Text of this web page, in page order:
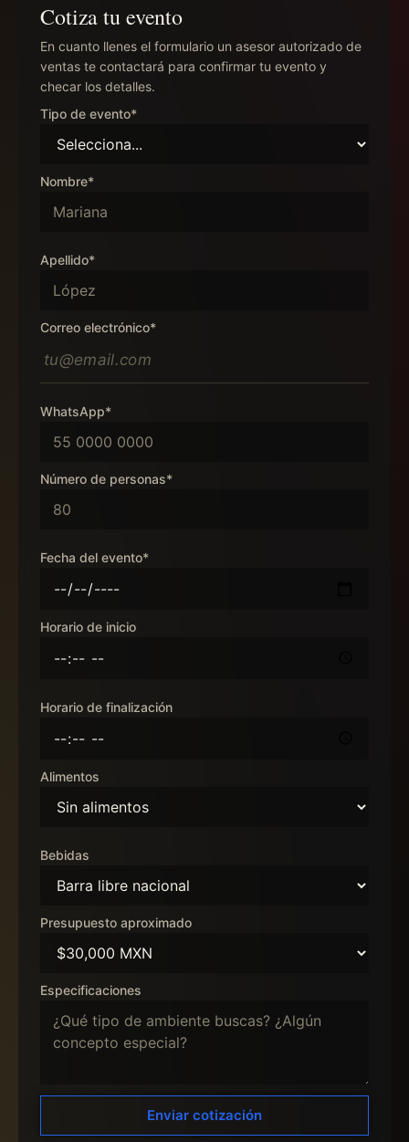
Cotiza tu evento
En cuanto llenes el formulario un asesor autorizado de
ventas te contactará para confirmar tu evento y
checar los detalles.
Tipo de evento*
Nombre*
Apellido*
Correo electrónico*
WhatsApp*
Número de personas*
Fecha del evento*
Horario de inicio
Horario de finalización
Alimentos
Bebidas
Presupuesto aproximado
Especificaciones
Enviar cotización